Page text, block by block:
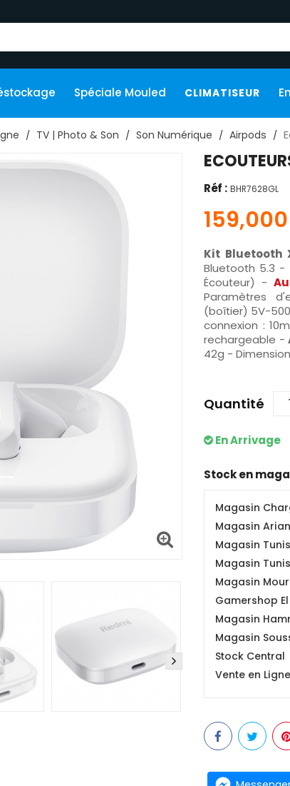
Spéciale Mouled CLIMATISEUR
TV | Photo & Son Son Numérique Airpods
Réf : BHR7628GL
Kit Bluetooth
Bluetooth 5.3 -
Écouteur) -
Paramètres
(boîtier) 5V-
connexion :
rechargeable -
42g -
Quantité
En Arrivage
Stock en
Magasin
Magasin
Magasin
Magasin
Magasin
Gamershop
Magasin
Magasin
Stock Central
Vente en Ligne